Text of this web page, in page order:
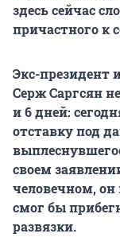
здесь сейчас
причастного к
Экс-
Серж Саргсян
и 6 дней:
отставку под
своем
человечном, он
смог бы
развязки.